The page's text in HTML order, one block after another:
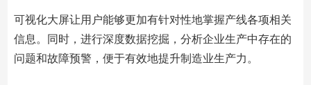
可视化大屏让用户能够更加有针对性地掌握产线各项相关
信息。同时，进行深度数据挖掘，分析企业生产中存在的
问题和故障预警，便于有效地提升制造业生产力。